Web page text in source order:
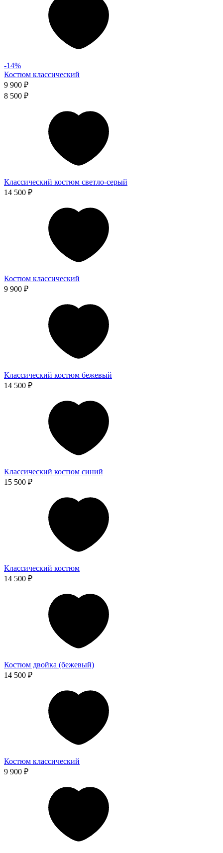
-14%
Костюм классический
9 900 ₽
8 500 ₽
Классический костюм светло-серый
14 500 ₽
Костюм классический
9 900 ₽
Классический костюм бежевый
14 500 ₽
Классический костюм синий
15 500 ₽
Классический костюм
14 500 ₽
Костюм двойка (бежевый)
14 500 ₽
Костюм классический
9 900 ₽